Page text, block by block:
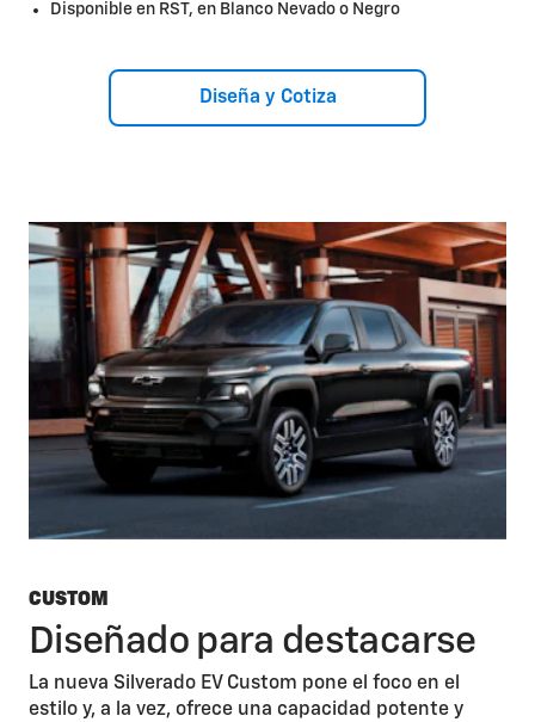
Disponible en RST, en Blanco Nevado o Negro
Diseña y Cotiza
CUSTOM
Diseñado para destacarse
La nueva Silverado EV Custom pone el foco en el
estilo y, a la vez, ofrece una capacidad potente y